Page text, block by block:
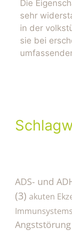
Die
sehr
in der
sie bei
ADS- und
(3) akuten
Immunsystems
Angststörung